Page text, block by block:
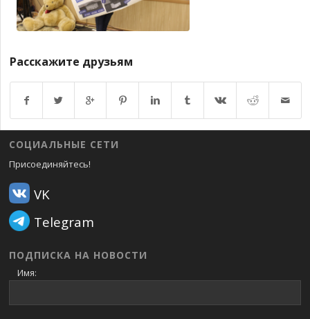
Расскажите друзьям
Возврат к списку
СОЦИАЛЬНЫЕ СЕТИ
Присоединяйтесь!
VK
Telegram
ПОДПИСКА НА НОВОСТИ
Имя: